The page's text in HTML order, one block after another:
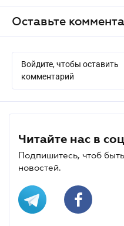
Оставьте
Войдите, чтобы оставить
комментарий
Читайте нас в
Подпишитесь, чтоб
новостей.